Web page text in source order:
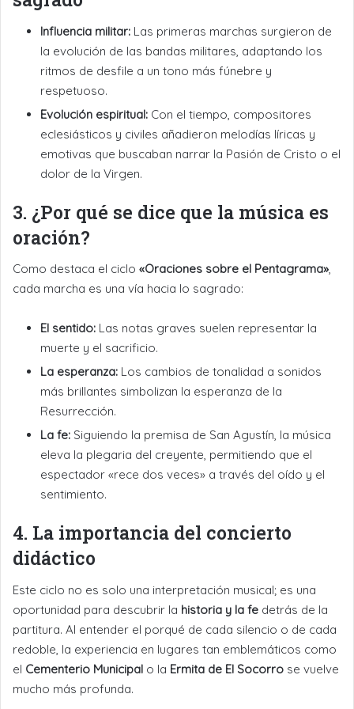
Influencia militar: Las primeras marchas surgieron de
la evolución de las bandas militares, adaptando los
ritmos de desfile a un tono más fúnebre y
respetuoso.
Evolución espiritual: Con el tiempo, compositores
eclesiásticos y civiles añadieron melodías líricas y
emotivas que buscaban narrar la Pasión de Cristo o el
dolor de la Virgen.
3. ¿Por qué se dice que la música es
oración?
Como destaca el ciclo «Oraciones sobre el Pentagrama»,
cada marcha es una vía hacia lo sagrado:
El sentido: Las notas graves suelen representar la
muerte y el sacrificio.
La esperanza: Los cambios de tonalidad a sonidos
más brillantes simbolizan la esperanza de la
Resurrección.
La fe: Siguiendo la premisa de San Agustín, la música
eleva la plegaria del creyente, permitiendo que el
espectador «rece dos veces» a través del oído y el
sentimiento.
4. La importancia del concierto
didáctico
Este ciclo no es solo una interpretación musical; es una
oportunidad para descubrir la historia y la fe detrás de la
partitura. Al entender el porqué de cada silencio o de cada
redoble, la experiencia en lugares tan emblemáticos como
el Cementerio Municipal o la Ermita de El Socorro se vuelve
mucho más profunda.